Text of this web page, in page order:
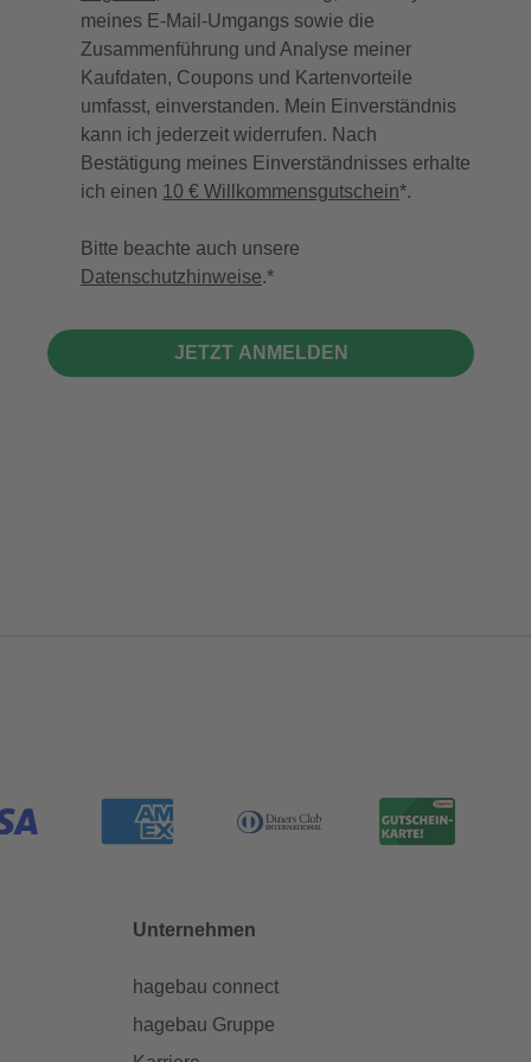
meines E-Mail-Umgangs sowie die
Zusammenführung und Analyse meiner
Kaufdaten, Coupons und Kartenvorteile
umfasst, einverstanden. Mein Einverständnis
kann ich jederzeit widerrufen. Nach
Bestätigung meines Einverständnisses erhalte
ich einen 10 € Willkommensgutschein*.
Bitte beachte auch unsere
Datenschutzhinweise.
JETZT ANMELDEN
Unternehmen
hagebau connect
hagebau Gruppe